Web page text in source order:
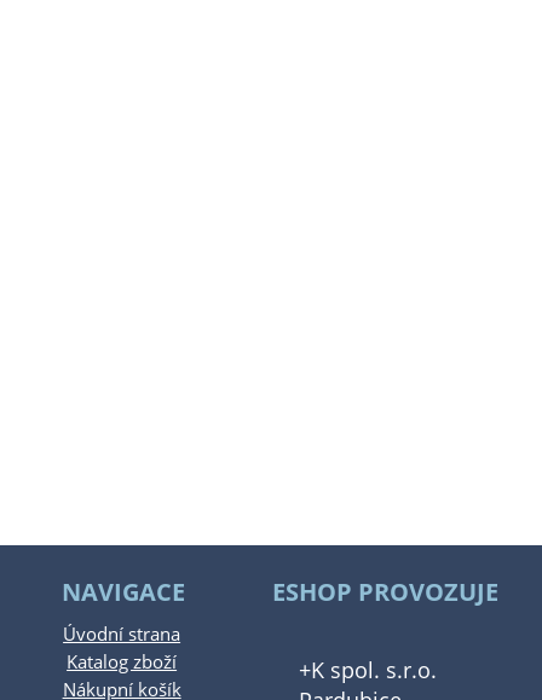
NAVIGACE
Úvodní strana
Katalog zboží
Nákupní košík
ESHOP PROVOZUJE
+K spol. s.r.o.